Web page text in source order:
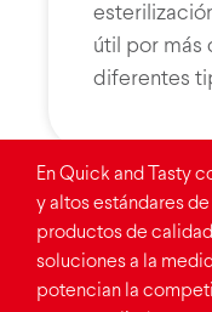
útil por más
diferentes
En Quick and Tasty
y altos estándares
productos de
soluciones a la
potencian la